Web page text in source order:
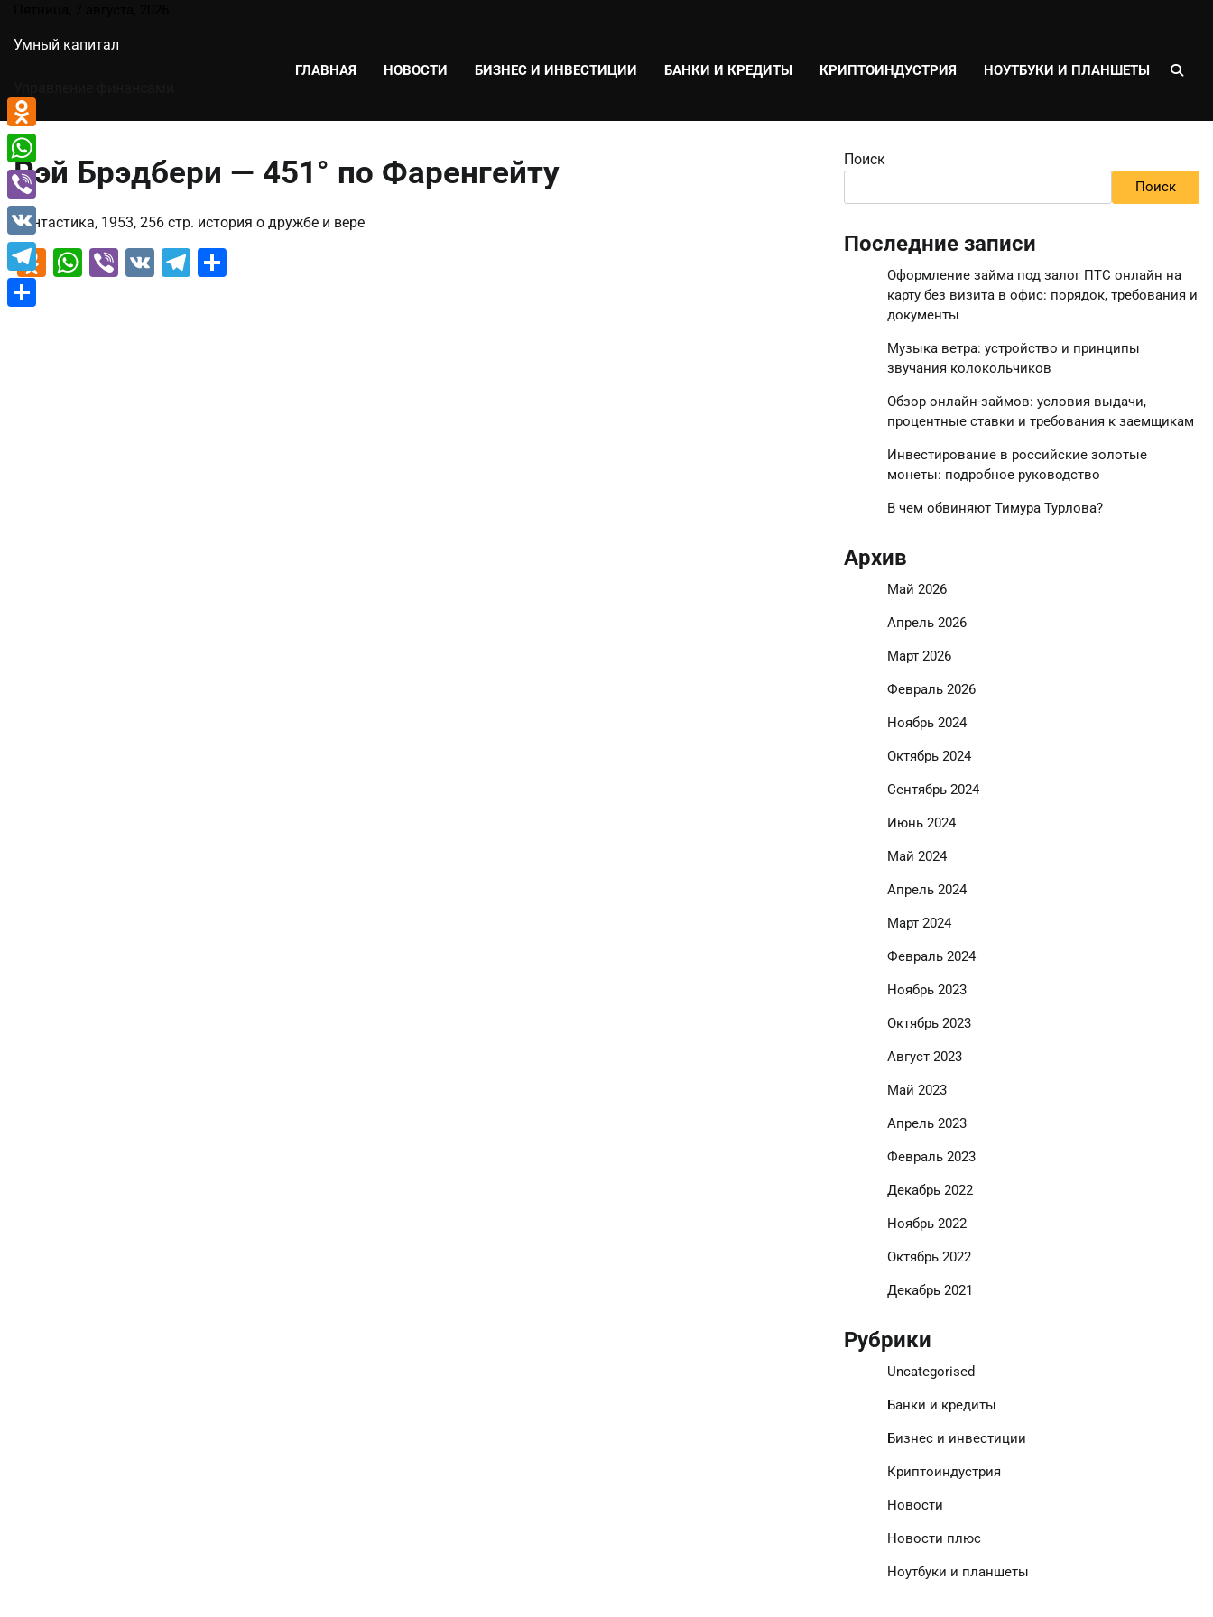
содержимому
Умный капитал
ГЛАВНАЯ НОВОСТИ БИЗНЕС И ИНВЕСТИЦИИ БАНКИ И КРЕДИТЫ КРИПТОИНДУСТРИЯ НОУТБУКИ И ПЛАНШЕТЫ
Рэй Брэдбери — 451° по Фаренгейту
Фантастика, 1953, 256 стр. история о дружбе и вере
Odnoklassniki
WhatsApp
Viber
VK Telegram
Поиск
Поиск
Последние записи
Оформление займа под залог ПТС онлайн на
карту без визита в офис: порядок, требования и
документы
Музыка ветра: устройство и принципы
звучания колокольчиков
Обзор онлайн-займов: условия выдачи,
процентные ставки и требования к заемщикам
Инвестирование в российские золотые
монеты: подробное руководство
В чем обвиняют Тимура Турлова?
Архив
Май 2026
Апрель 2026
Март 2026
Февраль 2026
Ноябрь 2024
Октябрь 2024
Сентябрь 2024
Июнь 2024
Май 2024
Апрель 2024
Март 2024
Февраль 2024
Ноябрь 2023
Октябрь 2023
Август 2023
Май 2023
Апрель 2023
Февраль 2023
Декабрь 2022
Ноябрь 2022
Октябрь 2022
Декабрь 2021
Рубрики
Uncategorised
Банки и кредиты
Бизнес и инвестиции
Криптоиндустрия
Новости
Новости плюс
Ноутбуки и планшеты
Odnoklassniki
WhatsApp
Viber
VK
Telegram